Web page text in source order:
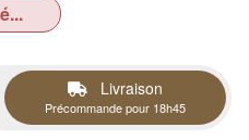
Livraison
Précommande pour 18h45